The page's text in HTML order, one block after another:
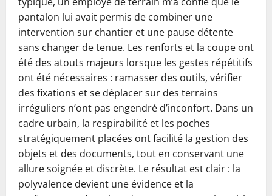
pantalon lui avait permis de combiner une
intervention sur chantier et une pause détente
sans changer de tenue. Les renforts et la coupe ont
été des atouts majeurs lorsque les gestes répétitifs
ont été nécessaires : ramasser des outils, vérifier
des fixations et se déplacer sur des terrains
irréguliers n’ont pas engendré d’inconfort. Dans un
cadre urbain, la respirabilité et les poches
stratégiquement placées ont facilité la gestion des
objets et des documents, tout en conservant une
allure soignée et discrète. Le résultat est clair : la
polyvalence devient une évidence et la